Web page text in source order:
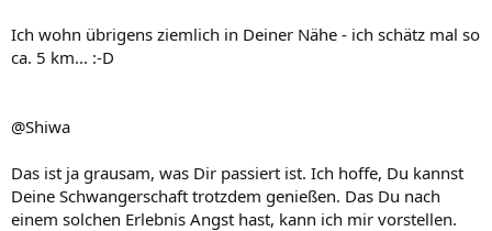
Ich wohn übrigens ziemlich in Deiner Nähe - ich schätz mal so
ca. 5 km... :-D
@Shiwa
Das ist ja grausam, was Dir passiert ist. Ich hoffe, Du kannst
Deine Schwangerschaft trotzdem genießen. Das Du nach
einem solchen Erlebnis Angst hast, kann ich mir vorstellen.